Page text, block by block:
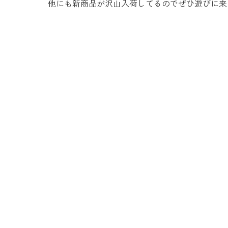
他にも新商品が沢山入荷してるのでぜひ遊びに